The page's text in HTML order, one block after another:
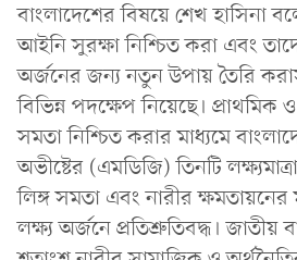
বাংলাদেশের বিষয়ে শেখ হাসিনা
আইনি সুরক্ষা নিশ্চিত করা এবং
অর্জনের জন্য নতুন উপায় তৈরি
বিভিন্ন পদক্ষেপ নিয়েছে। প্রাথমিক
সমতা নিশ্চিত করার মাধ্যমে
অভীষ্টের (এমডিজি) তিনটি
লিঙ্গ সমতা এবং নারীর
লক্ষ্য অর্জনে প্রতিশ্রুতিবদ্ধ। জাতীয়